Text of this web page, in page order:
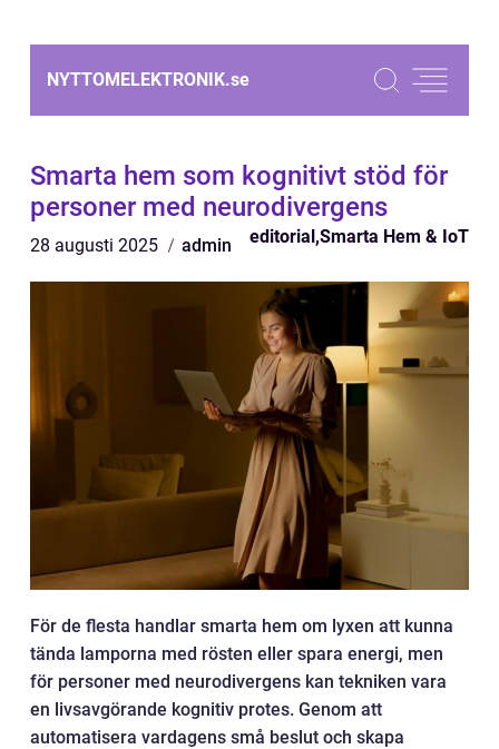
NYTTOMELEKTRONIK.se
Smarta hem som kognitivt stöd för
personer med neurodivergens
28 augusti 2025 admin editorial,Smarta Hem & IoT
För de flesta handlar smarta hem om lyxen att kunna
tända lamporna med rösten eller spara energi, men
för personer med neurodivergens kan tekniken vara
en livsavgörande kognitiv protes. Genom att
automatisera vardagens små beslut och skapa